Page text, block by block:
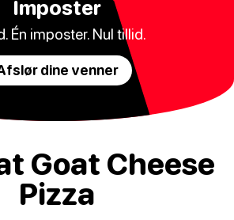
Imposter
Én imposter. Nul tillid.
dine venner
Goat Cheese
Pizza